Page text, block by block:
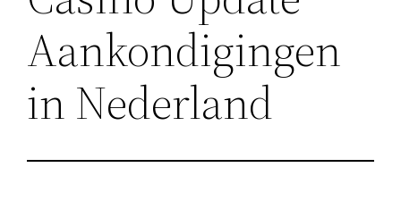
Aankondigingen
in Nederland